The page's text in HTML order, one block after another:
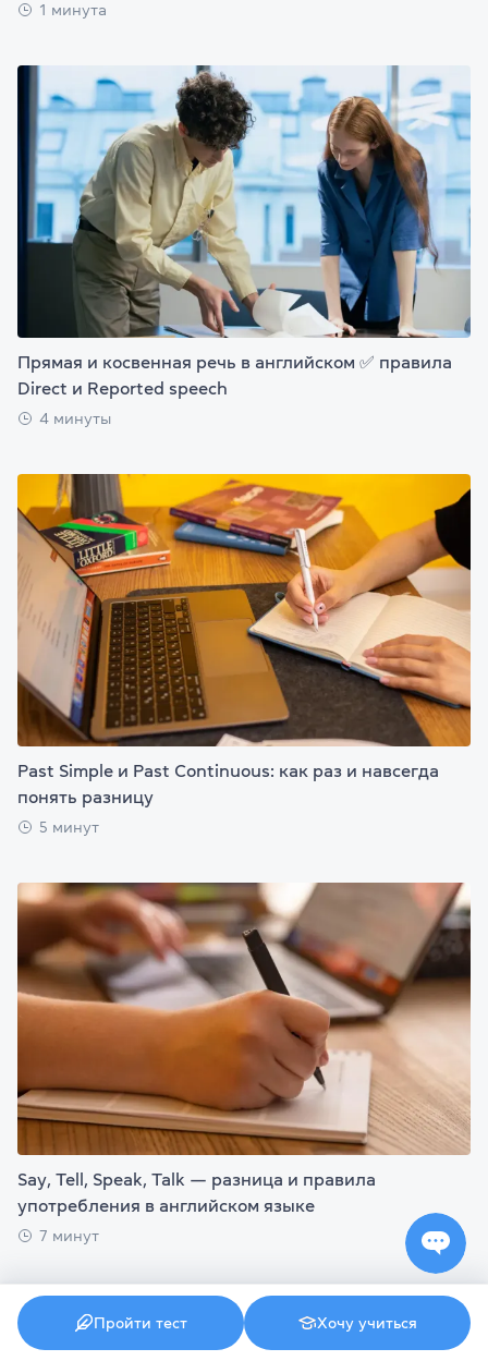
1 минута
Прямая и косвенная речь в английском ✅ правила
Direct и Reported speech
4 минуты
Past Simple и Past Continuous: как раз и навсегда
понять разницу
5 минут
Say, Tell, Speak, Talk — разница и правила
употребления в английском языке
7 минут
Пройти тест Хочу учиться